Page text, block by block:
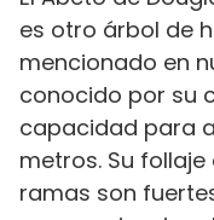
es otro árbol de
mencionado en
conocido por su
capacidad para
metros. Su
ramas son